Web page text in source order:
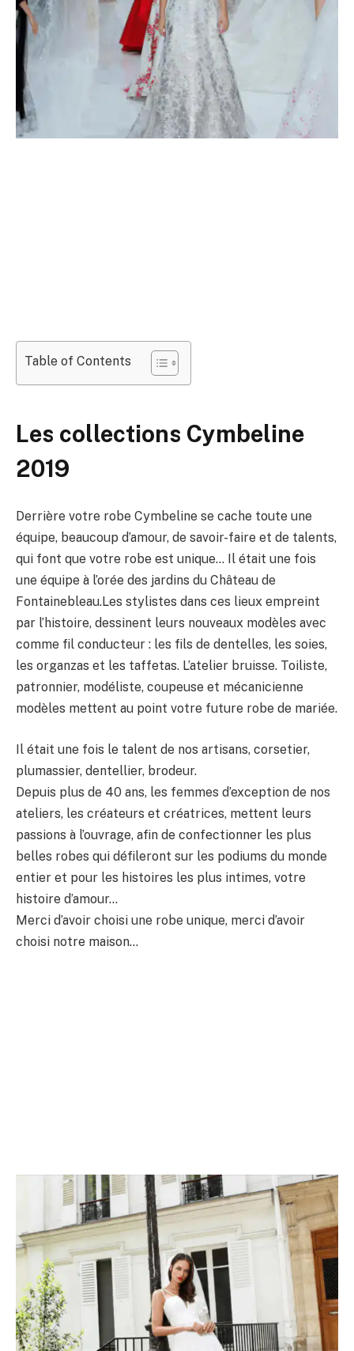
Table of Contents
Les collections Cymbeline
2019
Derrière votre robe Cymbeline se cache toute une
équipe, beaucoup d’amour, de savoir-faire et de talents,
qui font que votre robe est unique… Il était une fois
une équipe à l’orée des jardins du Château de
Fontainebleau.Les stylistes dans ces lieux empreint
par l’histoire, dessinent leurs nouveaux modèles avec
comme fil conducteur : les fils de dentelles, les soies,
les organzas et les taffetas. L’atelier bruisse. Toiliste,
patronnier, modéliste, coupeuse et mécanicienne
modèles mettent au point votre future robe de mariée.
Il était une fois le talent de nos artisans, corsetier,
plumassier, dentellier, brodeur.
Depuis plus de 40 ans, les femmes d’exception de nos
ateliers, les créateurs et créatrices, mettent leurs
passions à l’ouvrage, afin de confectionner les plus
belles robes qui défileront sur les podiums du monde
entier et pour les histoires les plus intimes, votre
histoire d’amour…
Merci d’avoir choisi une robe unique, merci d’avoir
choisi notre maison…